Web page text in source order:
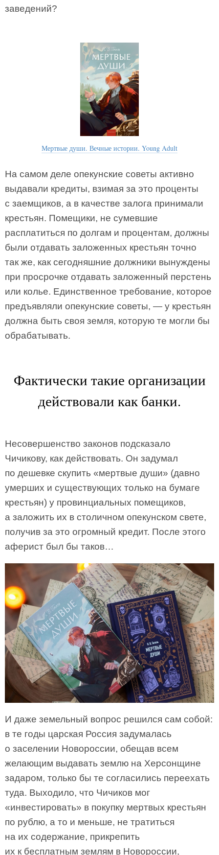
заведений?
Мертвые души. Вечные истории. Young Adult
На самом деле опекунские советы активно
выдавали кредиты, взимая за это проценты
с заемщиков, а в качестве залога принимали
крестьян. Помещики, не сумевшие
расплатиться по долгам и процентам, должны
были отдавать заложенных крестьян точно
так же, как сегодняшние должники вынуждены
при просрочке отдавать заложенный перстень
или колье. Единственное требование, которое
предъявляли опекунские советы, — у крестьян
должна быть своя земля, которую те могли бы
обрабатывать.
Фактически такие организации
действовали как банки.
Несовершенство законов подсказало
Чичикову, как действовать. Он задумал
по дешевке скупить «мертвые души» (давно
умерших и существующих только на бумаге
крестьян) у провинциальных помещиков,
а заложить их в столичном опекунском свете,
получив за это огромный кредит. После этого
аферист был бы таков…
И даже земельный вопрос решился сам собой:
в те годы царская Россия задумалась
о заселении Новороссии, обещав всем
желающим выдавать землю на Херсонщине
задаром, только бы те согласились переехать
туда. Выходило, что Чичиков мог
«инвестировать» в покупку мертвых крестьян
по рублю, а то и меньше, не тратиться
на их содержание, прикрепить
их к бесплатным землям в Новороссии,